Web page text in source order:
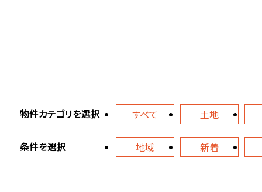
物件カテゴリを選択 すべて 土地
条件を選択 地域 新着